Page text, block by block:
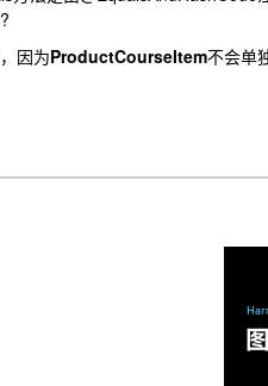
?
，因为ProductCourseItem不会单